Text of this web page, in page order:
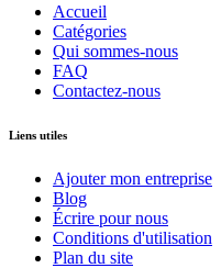
Accueil
Catégories
Qui sommes-nous
FAQ
Contactez-nous
Liens utiles
Ajouter mon entreprise
Blog
Écrire pour nous
Conditions d'utilisation
Plan du site